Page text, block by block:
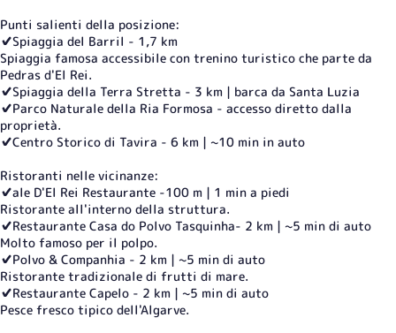
Punti salienti della posizione:
✔️Spiaggia del Barril - 1,7 km
Spiaggia famosa accessibile con trenino turistico che parte da
Pedras d'El Rei.
✔️Spiaggia della Terra Stretta - 3 km | barca da Santa Luzia
✔️Parco Naturale della Ria Formosa - accesso diretto dalla
proprietà.
✔️Centro Storico di Tavira - 6 km | ~10 min in auto
Ristoranti nelle vicinanze:
✔️ale D'El Rei Restaurante -100 m | 1 min a piedi
Ristorante all'interno della struttura.
✔️Restaurante Casa do Polvo Tasquinha- 2 km | ~5 min di auto
Molto famoso per il polpo.
✔️Polvo & Companhia - 2 km | ~5 min di auto
Ristorante tradizionale di frutti di mare.
✔️Restaurante Capelo - 2 km | ~5 min di auto
Pesce fresco tipico dell'Algarve.